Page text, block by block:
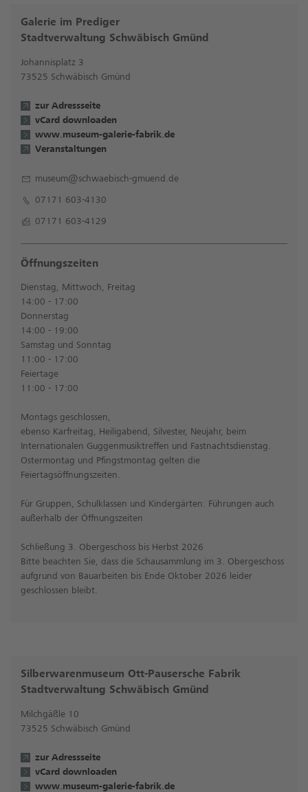
Galerie im Prediger
Stadtverwaltung Schwäbisch Gmünd
Johannisplatz 3
73525 Schwäbisch Gmünd
zur Adressseite
vCard downloaden
www.museum-galerie-fabrik.de
Veranstaltungen
museum@schwaebisch-gmuend.de
07171 603-4130
07171 603-4129
Öffnungszeiten
Dienstag, Mittwoch, Freitag
14:00 - 17:00
Donnerstag
14:00 - 19:00
Samstag und Sonntag
11:00 - 17:00
Feiertage
11:00 - 17:00
Montags geschlossen,
ebenso Karfreitag, Heiligabend, Silvester, Neujahr, beim
Internationalen Guggenmusiktreffen und Fastnachtsdienstag.
Ostermontag und Pfingstmontag gelten die
Feiertagsöffnungszeiten.
Für Gruppen, Schulklassen und Kindergärten: Führungen auch
außerhalb der Öffnungszeiten
Schließung 3. Obergeschoss bis Herbst 2026
Bitte beachten Sie, dass die Schausammlung im 3. Obergeschoss
aufgrund von Bauarbeiten bis Ende Oktober 2026 leider
geschlossen bleibt.
Silberwarenmuseum Ott-Pausersche Fabrik
Stadtverwaltung Schwäbisch Gmünd
Milchgäßle 10
73525 Schwäbisch Gmünd
zur Adressseite
vCard downloaden
www.museum-galerie-fabrik.de